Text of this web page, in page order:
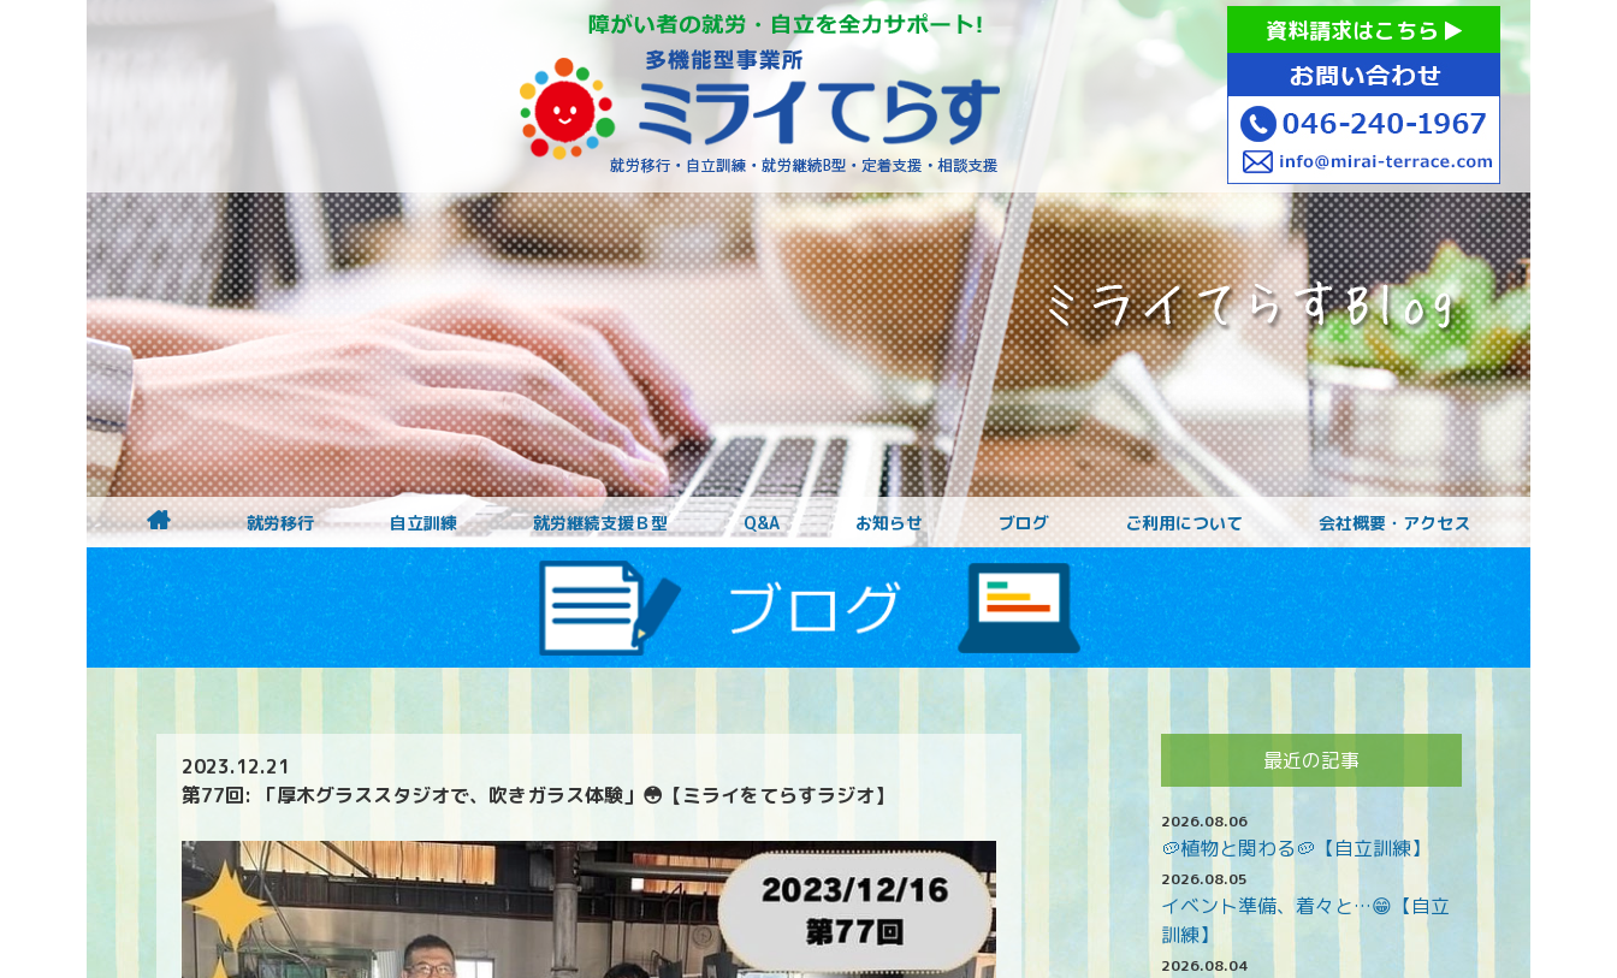
障がいをお持ちの方への就労支援 ミライてらす大和｜就労移行｜就
資料請求はこちら
お子様の
就労移行 自立訓練 就労継続支援Ｂ型 Q&A お知らせ ブログ ご利用について 会社概要・アクセス
2023.12.21
第77回: 「厚木グラススタジオで、吹きガラス体験」😳【ミライをてらすラジオ】
最近の記事
2026.08.06
🥔植物と関わる🥔【自立訓練】
2026.08.05
イベント準備、着々と…😁【自立
訓練】
2026.08.04